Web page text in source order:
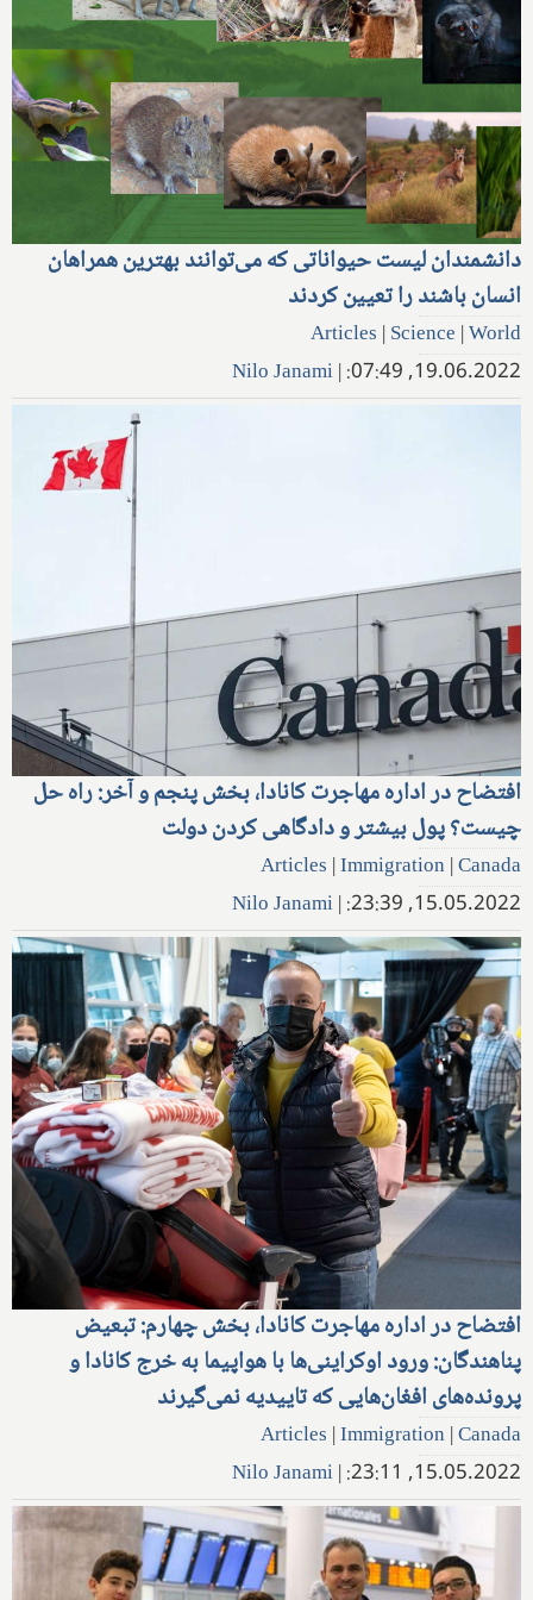
دانشمندان لیست حیواناتی که می‌توانند بهترین همراهان
انسان باشند را تعیین کردند
Articles |Science |World
19.06.2022, 07:49:
|
Nilo Janami
افتضاح در اداره مهاجرت کانادا، بخش پنجم و آخر: راه حل
چیست؟ پول بیشتر و دادگاهی کردن دولت
Articles |Immigration |Canada
15.05.2022, 23:39:
|
Nilo Janami
افتضاح در اداره مهاجرت کانادا، بخش چهارم: تبعیض
پناهندگان: ورود اوکراینی‌ها با هواپیما به خرج کانادا و
پرونده‌های افغان‌هایی که تاییدیه نمی‌گیرند
Articles |Immigration |Canada
15.05.2022, 23:11:
|
Nilo Janami